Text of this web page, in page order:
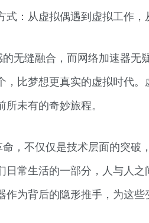
：从虚拟偶遇到虚拟工作，
无缝融合，而网络加速器无
，比梦想更真实的虚拟时代
未有的奇妙旅程。
，不仅仅是技术层面的突破
常生活的一部分，人与人
为背后的隐形推手，为这些